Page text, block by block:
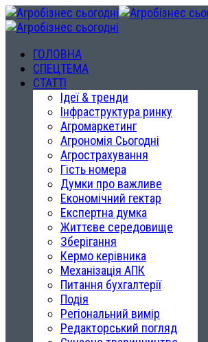
ГОЛОВНА
СПЕЦТЕМА
СТАТТІ
Ідеї & тренди
Інфраструктура ринку
Агромаркетинг
Агрономія Сьогодні
Агрострахування
Гість номера
Думки про важливе
Економічний гектар
Експертна думка
Життєве середовище
Зберігання
Кермо керівника
Механізація АПК
Питання бухгалтерії
Подія
Регіональний вимір
Редакторський погляд